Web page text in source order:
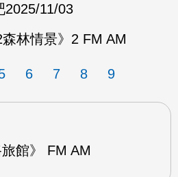
2025/11/03
林情景》2 FM AM
6 7 8 9
館》 FM AM